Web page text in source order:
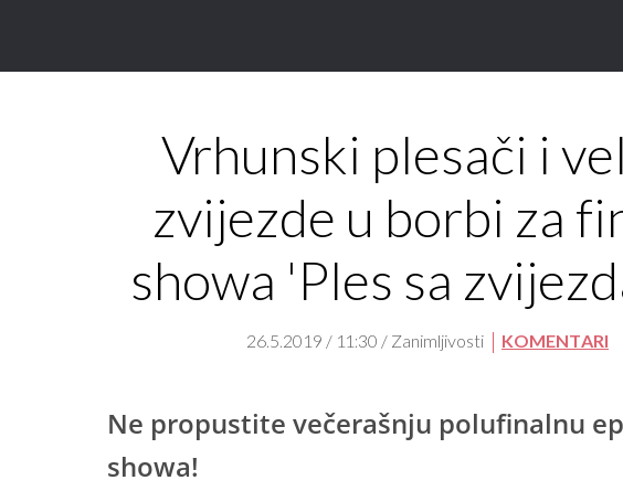
Vrhunski plesači i
zvijezde u borbi za
showa 'Ples sa
26.5.2019 / 11:30 / Zanimljivosti KOMENTARI
Ne propustite večerašnju polufinalnu
showa!